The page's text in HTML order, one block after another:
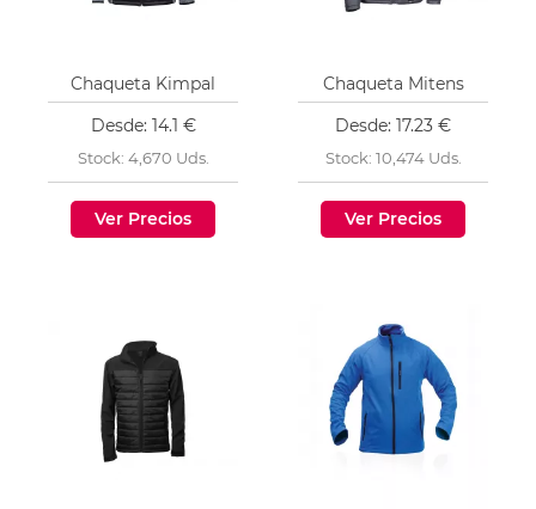
Chaqueta Kimpal
Desde: 14.1 €
Stock: 4,670 Uds.
Ver Precios
Chaqueta Mitens
Desde: 17.23 €
Stock: 10,474 Uds.
Ver Precios